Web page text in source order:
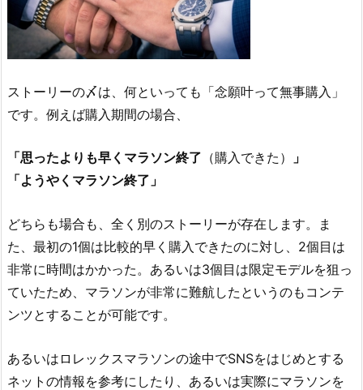
ストーリーの〆は、何といっても「念願叶って無事購入」
です。例えば購入期間の場合、
「思ったよりも早くマラソン終了 （購入できた）
」
「ようやくマラソン終了」
どちらも場合も、全く別のストーリーが存在します。ま
た、最初の1個は比較的早く購入できたのに対し、2個目は
非常に時間はかかった。あるいは3個目は限定モデルを狙っ
ていたため、マラソンが非常に難航したというのもコンテ
ンツとすることが可能です。
あるいはロレックスマラソンの途中でSNSをはじめとする
ネットの情報を参考にしたり、あるいは実際にマラソンを